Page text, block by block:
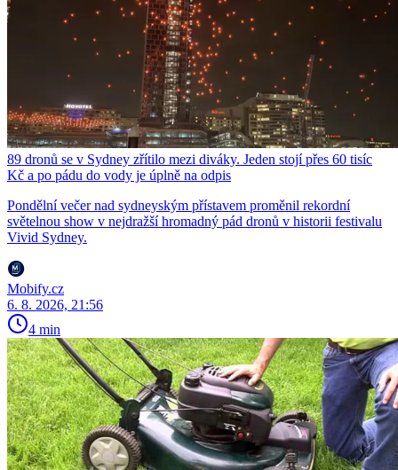
89 dronů se v Sydney zřítilo mezi diváky. Jeden stojí přes 60 tisíc
Kč a po pádu do vody je úplně na odpis
Pondělní večer nad sydneyským přístavem proměnil rekordní
světelnou show v nejdražší hromadný pád dronů v historii festivalu
Vivid Sydney.
Mobify.cz
6. 8. 2026, 21:56
4 min